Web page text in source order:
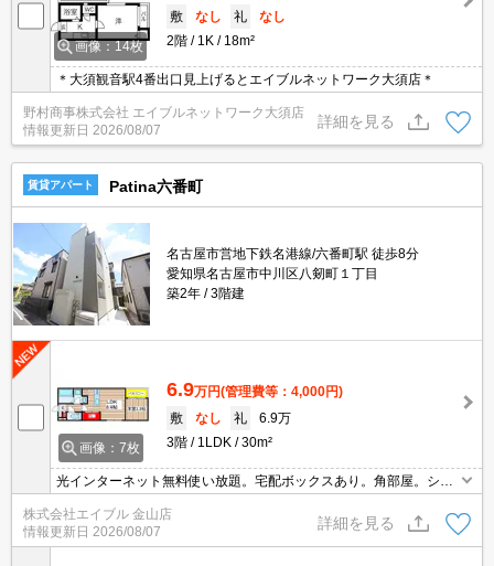
画像：14枚
敷
なし 礼
なし
2階
1K 18m²
＊大須観音駅4番出口見上げるとエイブルネットワーク大須店＊
野村商事株式会社 エイブルネットワーク大須店
情報更新日 2026/08/07
詳細を見る
賃貸アパート Patina六番町
名古屋市営地下鉄名港線/六番町駅 徒歩8分
愛知県名古屋市中川区八剱町１丁目
築2年
3階建
画像：7枚
6.9万円(管理費等：4,000円)
敷
なし 礼
6.9万
3階
1LDK 30m²
光インターネット無料使い放題。宅配ボックスあり。角部屋。シス
テムキッチン。浴室換気乾燥式。温水洗浄便座付き。エアコン1基
付き。オートロック。室内物干しあり。TVインターホン付き。ペッ
ト可。
株式会社エイブル 金山店
情報更新日 2026/08/07
詳細を見る